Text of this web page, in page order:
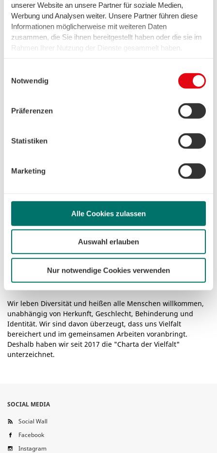
unserer Website an unsere Partner für soziale Medien,
Werbung und Analysen weiter. Unsere Partner führen diese
Informationen möglicherweise mit weiteren Daten
zusammen, die Sie ihnen bereitgestellt haben oder die sie im
Rahmen Ihrer Nutzung der Dienste gesammelt haben.
existiert. Das birgt das Risiko des unbemerkten Zugriffs
durch Behörden, das Fehlen von Betroffenenrechten,
fehlende Rechtsmittel und den Kontrollverlust über Ihre
Daten.
unserer Datenschutzerklärung. Ihre Einwilligung ist freiwillig
und Sie können sie jederzeit für die Zukunft widerrufen oder
beschränken wir den Einsatz der Cookies auf das notwendige
Minimum, um die Seite betreiben zu können.
Notwendig
Präferenzen
Statistiken
Marketing
Alle Cookies zulassen
Auswahl erlauben
Nur notwendige Cookies verwenden
0421 359-3590
Mo. – Fr. 8.00 – 18.00 Uhr
0800 887-6000
Sa. 9.00 – 14.00 Uhr
Zertifikate
Wir leben Diversität und heißen alle Menschen willkommen,
unabhängig von Herkunft, Geschlecht, Behinderung und
Identität. Wir sind davon überzeugt, dass uns Vielfalt
bereichert und im gemeinsamen Arbeiten voranbringt.
Deshalb haben wir seit 2017 die "Charta der Vielfalt"
unterzeichnet.
SOCIAL MEDIA
Social Wall
Facebook
Instagram